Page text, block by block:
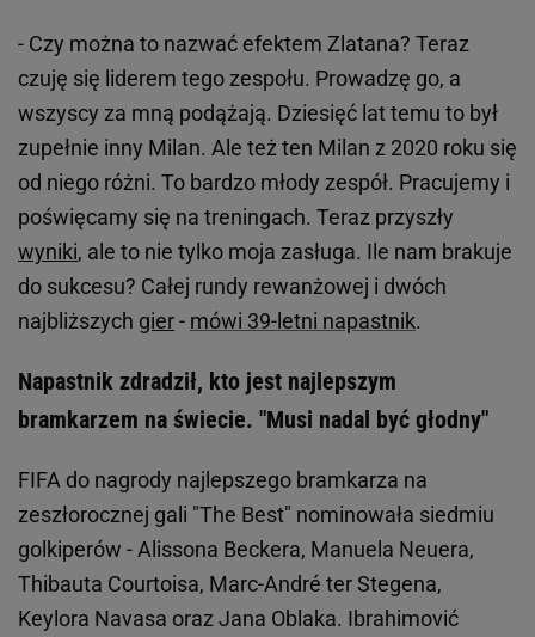
- Czy można to nazwać efektem Zlatana? Teraz
czuję się liderem tego zespołu. Prowadzę go, a
wszyscy za mną podążają. Dziesięć lat temu to był
zupełnie inny Milan. Ale też ten Milan z 2020 roku się
od niego różni. To bardzo młody zespół. Pracujemy i
poświęcamy się na treningach. Teraz przyszły
wyniki, ale to nie tylko moja zasługa. Ile nam brakuje
do sukcesu? Całej rundy rewanżowej i dwóch
najbliższych gier- mówi 39-letni napastnik.
Napastnik zdradził, kto jest najlepszym
bramkarzem na świecie. "Musi nadal być głodny"
FIFA do nagrody najlepszego bramkarza na
zeszłorocznej gali "The Best" nominowała siedmiu
golkiperów - Alissona Beckera, Manuela Neuera,
Thibauta Courtoisa, Marc-André ter Stegena,
Keylora Navasa oraz Jana Oblaka. Ibrahimović